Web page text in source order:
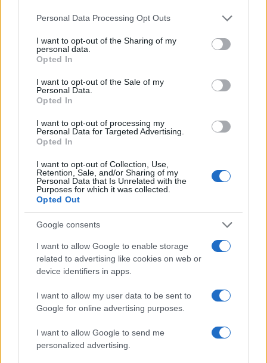
Please note that this website/app uses one or more Google
not limited to your visit or usage behaviour. You may click to
grant or deny consent to Google and its third-party tags to
use your data for below specified purposes in below Google
consent section.
Personal Data Processing Opt Outs
I want to opt-out of the Sharing of my
personal data.
Opted In
I want to opt-out of the Sale of my
Personal Data.
Opted In
I want to opt-out of processing my
Personal Data for Targeted Advertising.
Opted In
I want to opt-out of Collection, Use,
Retention, Sale, and/or Sharing of my
Personal Data that Is Unrelated with the
Purposes for which it was collected.
Opted Out
Google consents
I want to allow Google to enable storage
related to advertising like cookies on web or
device identifiers in apps.
I want to allow my user data to be sent to
Google for online advertising purposes.
I want to allow Google to send me
personalized advertising.